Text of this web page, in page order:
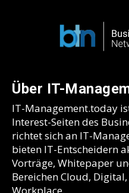
Über IT-
IT-Management.today
Interest-Seiten des
richtet sich an IT-
bieten IT-Entscheidern
Vorträge, Whitepaper
Bereichen Cloud,